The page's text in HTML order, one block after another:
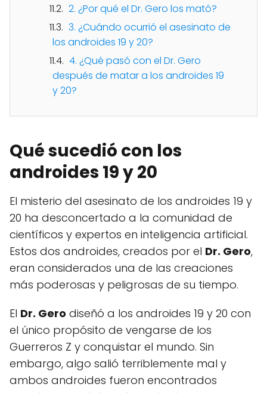
2. ¿Por qué el Dr. Gero los mató?
3. ¿Cuándo ocurrió el asesinato de
los androides 19 y 20?
4. ¿Qué pasó con el Dr. Gero
después de matar a los androides 19
y 20?
Qué sucedió con los
androides 19 y 20
El misterio del asesinato de los androides 19 y
20 ha desconcertado a la comunidad de
científicos y expertos en inteligencia artificial.
Estos dos androides, creados por el Dr. Gero,
eran considerados una de las creaciones
más poderosas y peligrosas de su tiempo.
El Dr. Gero diseñó a los androides 19 y 20 con
el único propósito de vengarse de los
Guerreros Z y conquistar el mundo. Sin
embargo, algo salió terriblemente mal y
ambos androides fueron encontrados